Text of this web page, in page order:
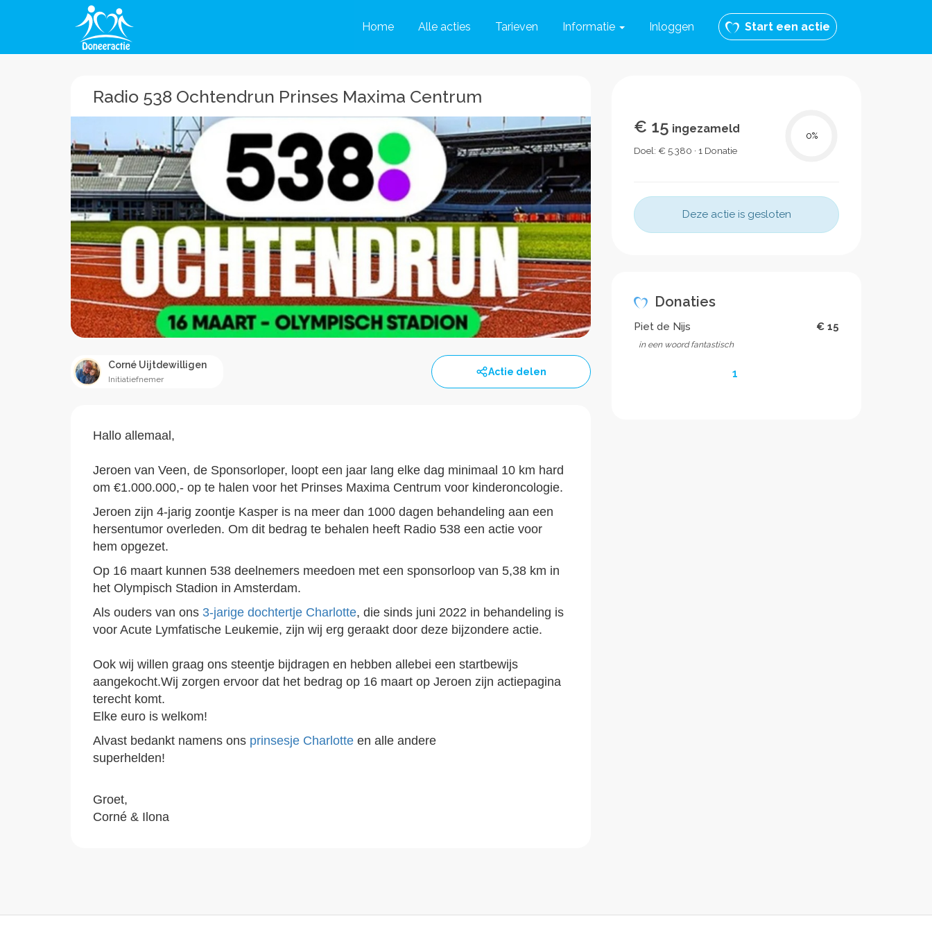
Home Alle acties Tarieven Informatie Inloggen Start een actie
Radio 538 Ochtendrun Prinses Maxima Centrum
Corné Uijtdewilligen
Initiatiefnemer
Actie delen
Hallo allemaal,
Jeroen van Veen, de Sponsorloper, loopt een jaar lang elke dag minimaal 10 km hard
om €1.000.000,- op te halen voor het Prinses Maxima Centrum voor kinderoncologie.
Jeroen zijn 4-jarig zoontje Kasper is na meer dan 1000 dagen behandeling aan een
hersentumor overleden. Om dit bedrag te behalen heeft Radio 538 een actie voor
hem opgezet.
Op 16 maart kunnen 538 deelnemers meedoen met een sponsorloop van 5,38 km in
het Olympisch Stadion in Amsterdam.
Als ouders van ons 3-jarige dochtertje Charlotte, die sinds juni 2022 in behandeling is
voor Acute Lymfatische Leukemie, zijn wij erg geraakt door deze bijzondere actie.
Ook wij willen graag ons steentje bijdragen en hebben allebei een startbewijs
aangekocht.Wij zorgen ervoor dat het bedrag op 16 maart op Jeroen zijn actiepagina
terecht komt.
Elke euro is welkom!
Alvast bedankt namens ons prinsesje Charlotte en alle andere
superhelden!
Groet,
Corné & Ilona
€ 15 ingezameld
Doel: € 5.380 · 1 Donatie
0%
Deze actie is gesloten
Donaties
Piet de Nijs € 15
in een woord fantastisch
1